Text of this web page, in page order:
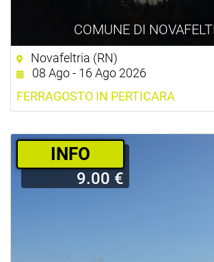
COMUNE DI
Novafeltria (RN)
08 Ago - 16 Ago 2026
FERRAGOSTO IN PERTICARA
­INFO
9.00 €